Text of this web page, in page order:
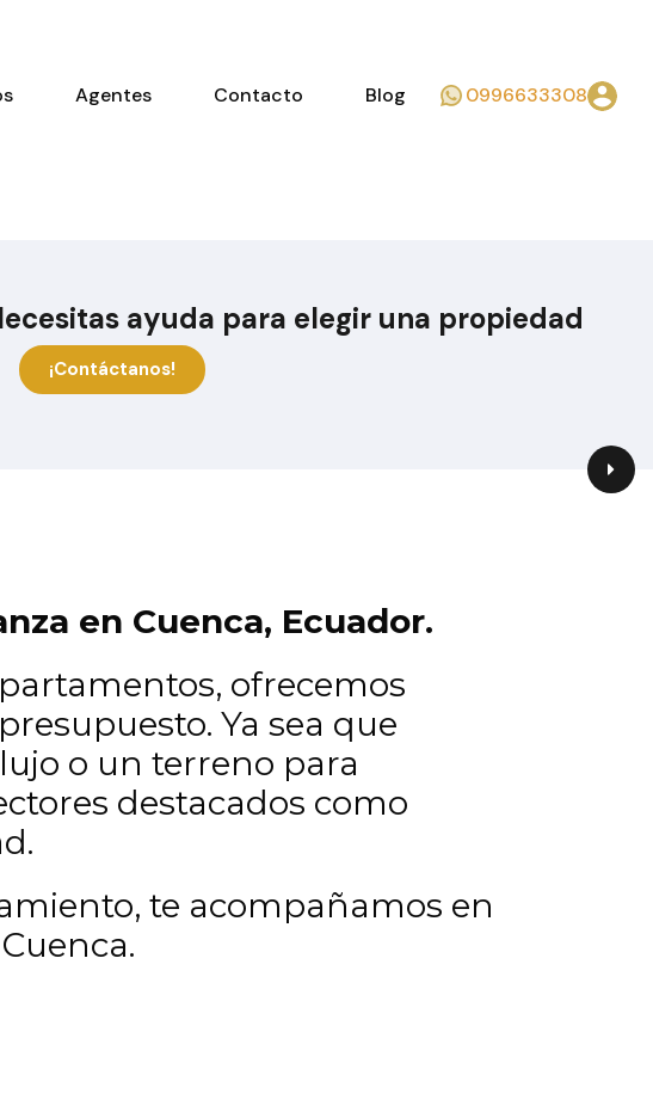
Agentes Contacto Blog 0996633308
ayuda para elegir una propiedad
¡Contáctanos!
en Cuenca, Ecuador.
ofrecemos
Ya sea que
o un terreno para
destacados como
te acompañamos en